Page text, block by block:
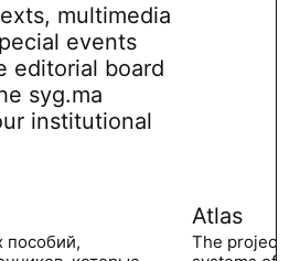
multimedia
events
editorial board
syg.ma
institutional
пособий,
Atlas
The project